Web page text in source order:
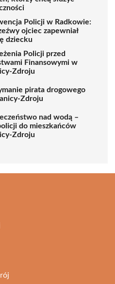
Policji w Radkowie:
ojciec zapewniał
dziecku
Policji przed
Finansowymi w
Zdroju
pirata drogowego
Zdroju
nad wodą –
do mieszkańców
Zdroju